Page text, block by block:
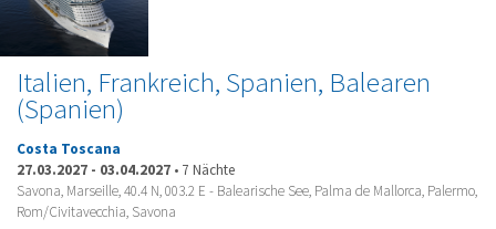
Italien, Frankreich, Spanien, Balearen
(Spanien)
Costa Toscana
27.03.2027 - 03.04.2027 • 7 Nächte
Savona, Marseille, 40.4 N, 003.2 E - Balearische See, Palma de Mallorca, Palermo,
Rom/Civitavecchia, Savona